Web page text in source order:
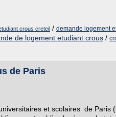
crous creteil / demande logement
de logement etudiant crous /
de Paris
et scolaires de Paris